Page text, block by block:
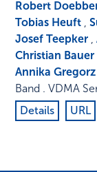
Robert
Tobias Heuft ,
Josef Teepker ,
Christian Bauer
Annika Gregorz
Band .VDMA
Details
URL